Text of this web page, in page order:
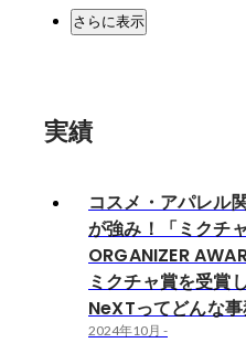
さらに表示
実績
コスメ・アパレル
が強み！「ミクチ
ORGANIZER
ミクチャ賞を受賞
NeXTってどんな事
2024年10月 -